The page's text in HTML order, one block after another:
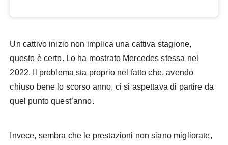
Un cattivo inizio non implica una cattiva stagione,
questo è certo. Lo ha mostrato Mercedes stessa nel
2022. Il problema sta proprio nel fatto che, avendo
chiuso bene lo scorso anno, ci si aspettava di partire da
quel punto quest’anno.
Invece, sembra che le prestazioni non siano migliorate,